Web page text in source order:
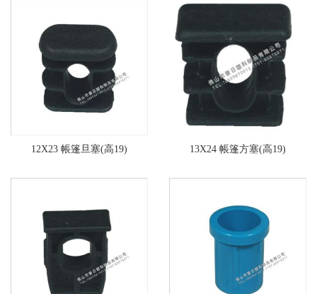
12X23 帳篷旦塞(高19) 13X24 帳篷方塞(高19)